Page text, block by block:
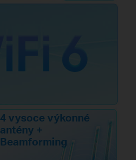
4 vysoce výkonné
antény +
Beamforming